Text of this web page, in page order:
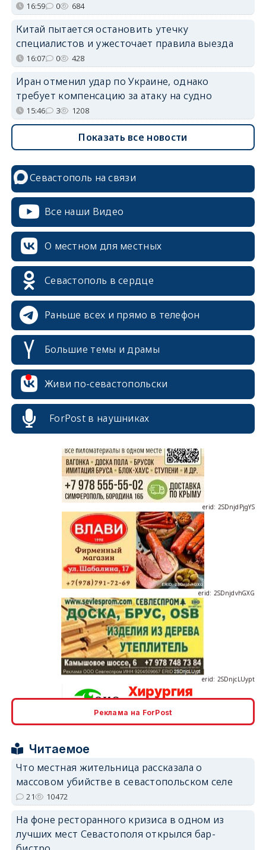
16:59 0 684
Китай пытается остановить утечку
специалистов и ужесточает правила выезда
16:07 0 428
Иран отменил удар по Украине, однако
требует компенсацию за атаку на судно
15:46 3 1208
Показать все новости
Севастополь на связи
Все наши Видео
О местном для местных
Севастополь в сердце
Раньше всех и прямо в телефон
Большие темы и драмы
Живи по-севастопольски
ForPost в наушниках
erid: 2SDnjdPjgYS
erid: 2SDnjdvhGXG
erid: 2SDnjcrDNw6
Реклама на ForPost
Читаемое
Что местная жительница рассказала о
массовом убийстве в севастопольском селе
21 10472
На фоне ресторанного кризиса в одном из
лучших мест Севастополя открылся бар-